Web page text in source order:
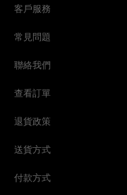
客戶服務
常見問題
聯絡我們
查看訂單
退貨政策
送貨方式
付款方式